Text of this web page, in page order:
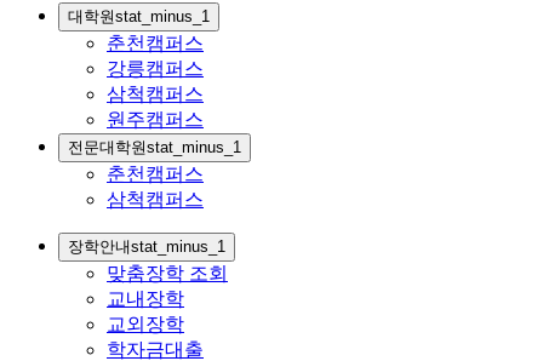
대학원stat_minus_1
춘천캠퍼스
강릉캠퍼스
삼척캠퍼스
원주캠퍼스
전문대학원stat_minus_1
춘천캠퍼스
삼척캠퍼스
장학안내stat_minus_1
맞춤장학 조회
교내장학
교외장학
학자금대출